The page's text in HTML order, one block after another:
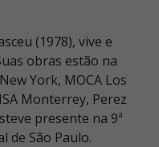
(1978), vive e
obras estão na
York, MOCA Los
Monterrey, Perez
presente na 9ª
de São Paulo.